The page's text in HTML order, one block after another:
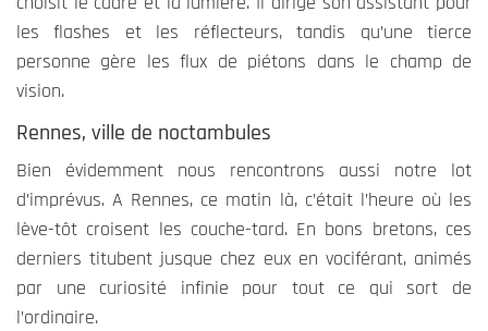
les flashes et les réflecteurs, tandis qu’une tierce
personne gère les flux de piétons dans le champ de
vision.
Rennes, ville de noctambules
Bien évidemment nous rencontrons aussi notre lot
d’imprévus. A Rennes, ce matin là, c’était l’heure où les
lève-tôt croisent les couche-tard. En bons bretons, ces
derniers titubent jusque chez eux en vociférant, animés
par une curiosité infinie pour tout ce qui sort de
l’ordinaire.
Ces cookies
permettent
une meilleure
notre site. Si
vous les
refusez,
fonctionnalités
ne seront plus